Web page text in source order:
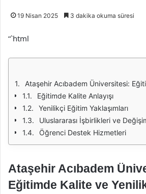
19 Nisan 2025 3 dakika okuma süresi
“`html
Ataşehir Acıbadem Üniversitesi:
Eğitimde Kalite Anlayışı
Yenilikçi Eğitim Yaklaşımları
Uluslararası İşbirlikleri ve
Öğrenci Destek Hizmetleri
Ataşehir Acıbadem
Eğitimde Kalite ve